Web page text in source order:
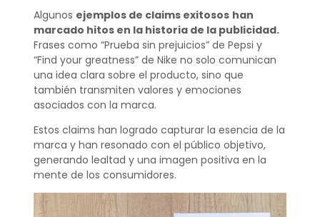
Algunos ejemplos de claims exitosos han
marcado hitos en la historia de la publicidad.
Frases como “Prueba sin prejuicios” de Pepsi y
“Find your greatness” de Nike no solo comunican
una idea clara sobre el producto, sino que
también transmiten valores y emociones
asociados con la marca.
Estos claims han logrado capturar la esencia de la
marca y han resonado con el público objetivo,
generando lealtad y una imagen positiva en la
mente de los consumidores.